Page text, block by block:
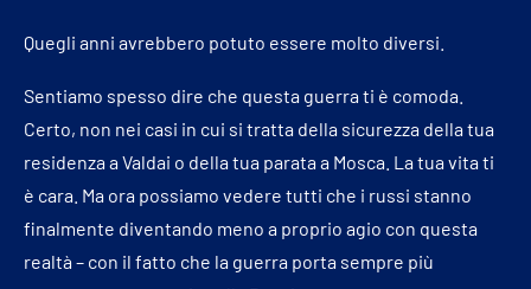
Quegli anni avrebbero potuto essere molto diversi.
Sentiamo spesso dire che questa guerra ti è comoda.
Certo, non nei casi in cui si tratta della sicurezza della tua
residenza a Valdai o della tua parata a Mosca. La tua vita ti
è cara. Ma ora possiamo vedere tutti che i russi stanno
finalmente diventando meno a proprio agio con questa
realtà – con il fatto che la guerra porta sempre più